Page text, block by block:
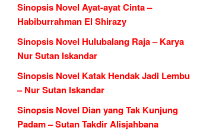
Sinopsis Novel Ayat-ayat Cinta –
Habiburrahman El Shirazy
Sinopsis Novel Hulubalang Raja – Karya
Nur Sutan Iskandar
Sinopsis Novel Katak Hendak Jadi Lembu
– Nur Sutan Iskandar
Sinopsis Novel Dian yang Tak Kunjung
Padam – Sutan Takdir Alisjahbana